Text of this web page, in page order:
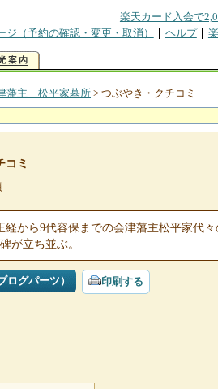
楽天カード入会で
ジ（予約の確認・変更・取消） ヘルプ
藩主 松平家墓所> つぶやき・クチコミ
コミ
から9代容保までの会津藩主松平家代
が立ち並ぶ。
グパーツ） 印刷する